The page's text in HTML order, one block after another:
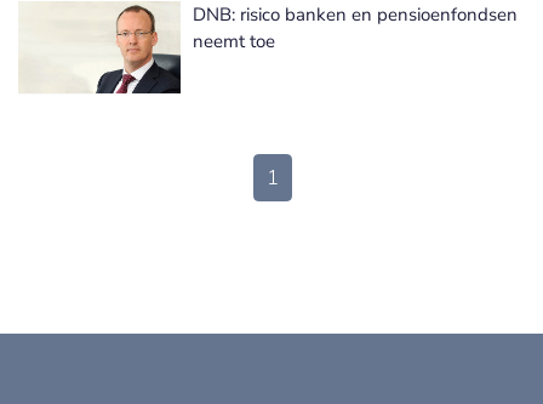
DNB: risico banken en pensioenfondsen
neemt toe
1